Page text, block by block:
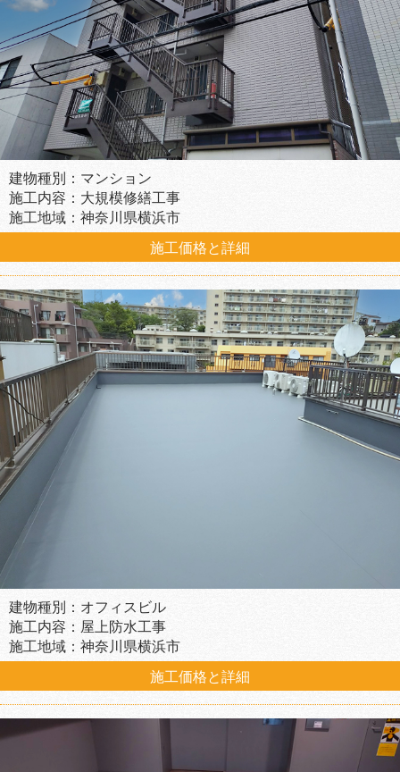
建物種別：マンション
施工内容：大規模修繕工事
施工地域：神奈川県横浜市
施工価格と詳細
建物種別：オフィスビル
施工内容：屋上防水工事
施工地域：神奈川県横浜市
施工価格と詳細